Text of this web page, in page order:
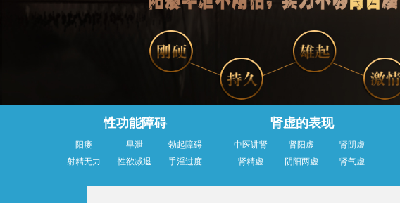
性功能障碍
阳痿 早泄
勃起障碍
射精无力
性欲减退 手淫过度
肾虚的表现
中医讲肾 肾阳虚
肾阴虚
肾精虚
阴阳两虚 肾气虚